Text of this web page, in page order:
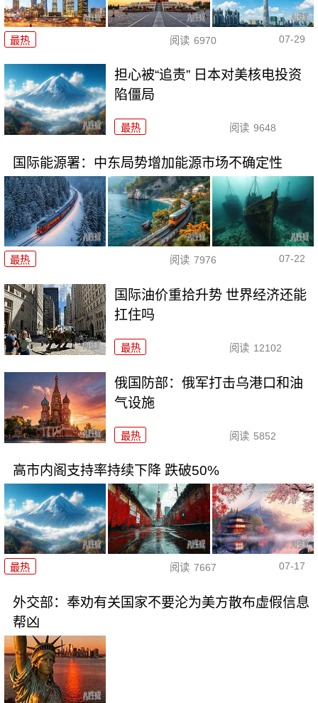
最热 阅读 6970 07-29
担心被“追责” 日本对美核电投资
陷僵局
最热 阅读 9648
国际能源署：中东局势增加能源市场不确定性
最热 阅读 7976 07-22
国际油价重拾升势 世界经济还能
扛住吗
最热 阅读 12102
俄国防部：俄军打击乌港口和油
气设施
最热 阅读 5852
高市内阁支持率持续下降 跌破50%
最热 阅读 7667 07-17
外交部：奉劝有关国家不要沦为美方散布虚假信息
帮凶